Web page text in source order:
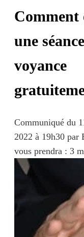
Comment
une
voyance
Communiqué du
2022 à 19h30 par
vous prendra : 3